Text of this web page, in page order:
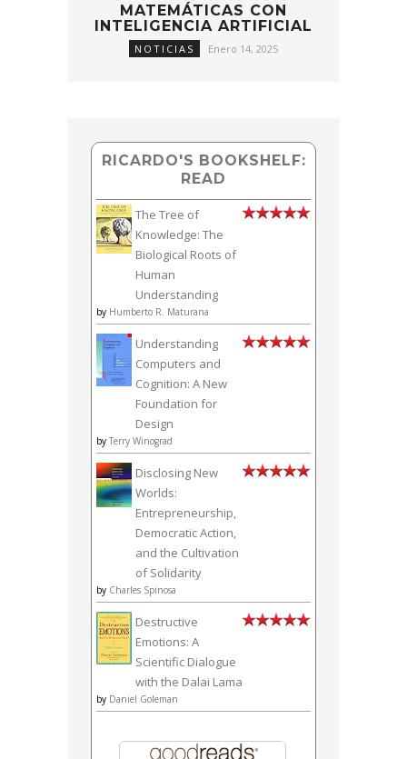
MATEMÁTICAS CON
INTELIGENCIA ARTIFICIAL
NOTICIAS Enero 14, 2025
RICARDO'S BOOKSHELF:
READ
The Tree of
Knowledge: The
Biological Roots of
Human
Understanding
by Humberto R. Maturana
Understanding
Computers and
Cognition: A New
Foundation for
Design
by Terry Winograd
Disclosing New
Worlds:
Entrepreneurship,
Democratic Action,
and the Cultivation
of Solidarity
by Charles Spinosa
Destructive
Emotions: A
Scientific Dialogue
with the Dalai Lama
by Daniel Goleman